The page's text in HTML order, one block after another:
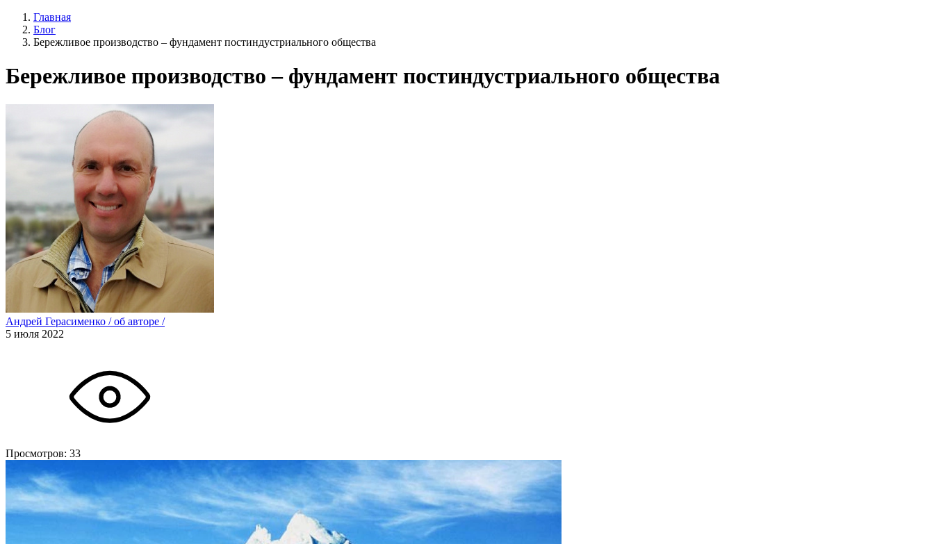
Главная
Блог
Бережливое производство – фундамент постиндустриального общества
Бережливое производство – фундамент постиндустриального общества
Андрей Герасименко /об авторе /
5 июля 2022
Просмотров: 33